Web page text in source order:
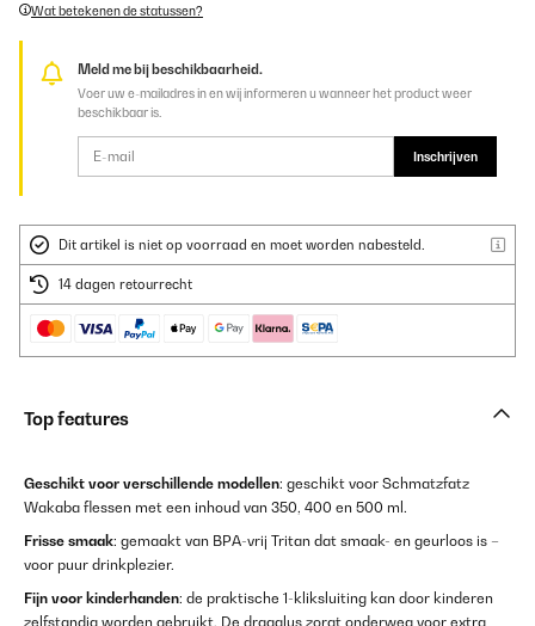
Wat betekenen de statussen?
Meld me bij beschikbaarheid.
Voer uw e-mailadres in en wij informeren u wanneer het product weer
beschikbaar is.
Inschrijven
Dit artikel is niet op voorraad en moet worden nabesteld.
14 dagen retourrecht
Top features
Geschikt voor verschillende modellen: geschikt voor Schmatzfatz
Wakaba flessen met een inhoud van 350, 400 en 500 ml.
Frisse smaak: gemaakt van BPA-vrij Tritan dat smaak- en geurloos is –
voor puur drinkplezier.
Fijn voor kinderhanden: de praktische 1-kliksluiting kan door kinderen
zelfstandig worden gebruikt. De draaglus zorgt onderweg voor extra